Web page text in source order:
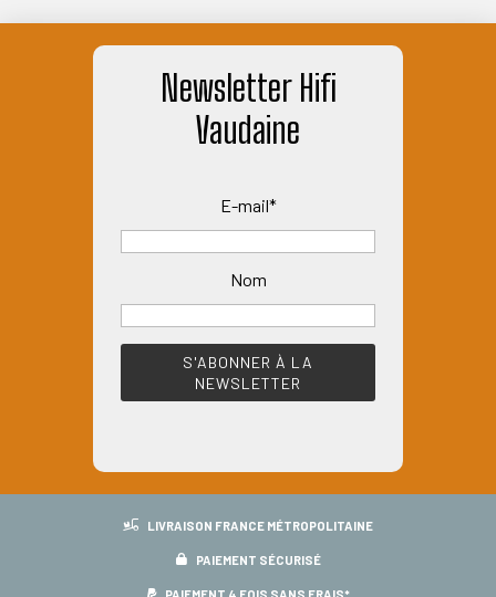
Newsletter Hifi
Vaudaine
E-mail*
Nom
LIVRAISON FRANCE MÉTROPOLITAINE
PAIEMENT SÉCURISÉ